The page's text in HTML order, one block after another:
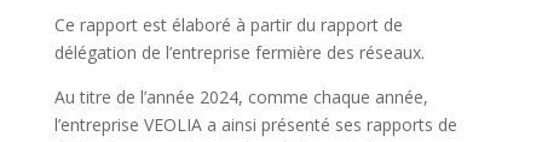
Ce rapport est élaboré à partir du rapport de
délégation de l’entreprise fermière des réseaux.
Au titre de l’année 2024, comme chaque année,
l’entreprise VEOLIA a ainsi présenté ses rapports de